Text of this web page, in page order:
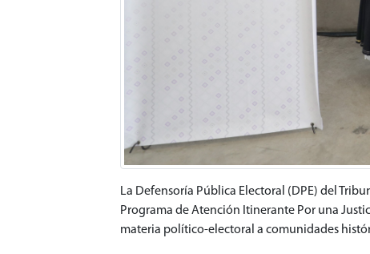
La Defensoría Pública Electoral (DPE) del
Programa de Atención Itinerante Por una
materia político-electoral a comunidades